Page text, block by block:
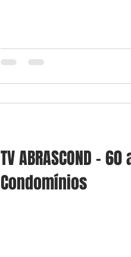
TV ABRASCOND -
Condomínios